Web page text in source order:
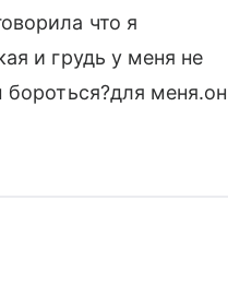
что я
и грудь у меня не
меня.он